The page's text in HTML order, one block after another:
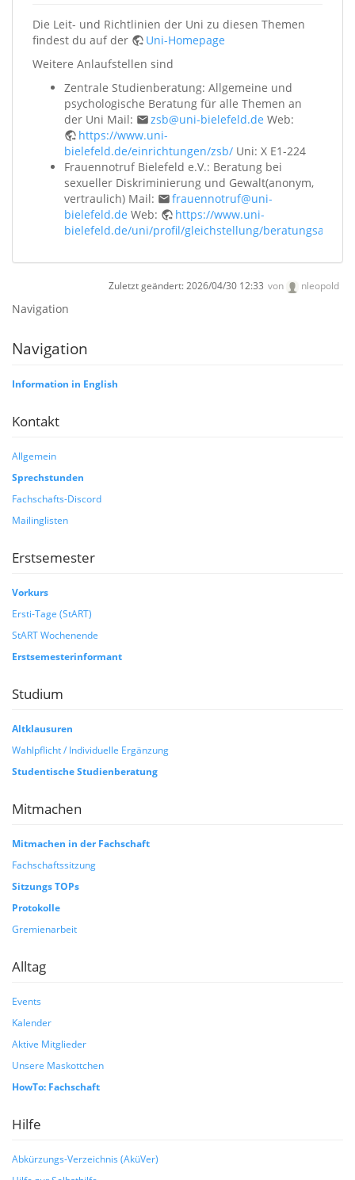
Die Leit- und Richtlinien der Uni zu diesen Themen
findest du auf der
Uni-Homepage
Weitere Anlaufstellen sind
Zentrale Studienberatung: Allgemeine und
psychologische Beratung für alle Themen an
der Uni Mail:
zsb@uni-bielefeld.de Web:
https://www.uni-
bielefeld.de/einrichtungen/zsb/ Uni: X E1-224
Frauennotruf Bielefeld e.V.: Beratung bei
sexueller Diskriminierung und Gewalt(anonym,
vertraulich) Mail:
frauennotruf@uni-
bielefeld.de Web:
https://www.uni-
bielefeld.de/uni/profil/gleichstellung/
Zuletzt geändert: 2026/04/30 12:33 von nleopold
Navigation
Navigation
Information in English
Kontakt
Allgemein
Sprechstunden
Fachschafts-Discord
Mailinglisten
Erstsemester
Vorkurs
Ersti-Tage (StART)
StART Wochenende
Erstsemesterinformant
Studium
Altklausuren
Wahlpflicht / Individuelle Ergänzung
Studentische Studienberatung
Mitmachen
Mitmachen in der Fachschaft
Fachschaftssitzung
Sitzungs TOPs
Protokolle
Gremienarbeit
Alltag
Events
Kalender
Aktive Mitglieder
Unsere Maskottchen
HowTo: Fachschaft
Hilfe
Abkürzungs-Verzeichnis (AküVer)